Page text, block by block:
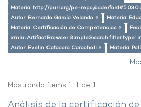
Materia: http://purl.org/pe-repo/ocde/
Autor: Bernardo García Velando ×
Materia:
Materia: Certificación de Competencias ×
Autor: Evelin Catacora Caracholi ×
Materia:
Mostrando ítems 1-1 de 1